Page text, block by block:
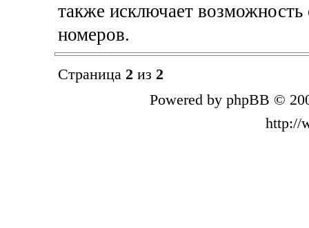
также исключает
номеров.
Страница 2 из 2
Powered by phpBB ©
http://